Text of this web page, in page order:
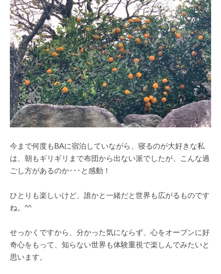
今まで何度もBAに宿泊していながら、寝るのが大好きな私
は、朝もギリギリまで布団から出ない派でしたが、こんな過
ごし方があるのか･･･と感動！
ひとりも楽しいけど、誰かと一緒だと世界も広がるものです
ね。^^
せっかくですから、分かった気にならず、心をオープンに好
奇心をもって、知らない世界も体験重視で楽しんでみたいと
思います。